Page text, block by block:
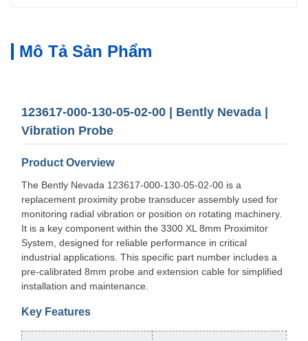
Mô Tả Sản Phẩm
123617-000-130-05-02-00 | Bently Nevada |
Vibration Probe
Product Overview
The Bently Nevada 123617-000-130-05-02-00 is a
replacement proximity probe transducer assembly used for
monitoring radial vibration or position on rotating machinery.
It is a key component within the 3300 XL 8mm Proximitor
System, designed for reliable performance in critical
industrial applications. This specific part number includes a
pre-calibrated 8mm probe and extension cable for simplified
installation and maintenance.
Key Features